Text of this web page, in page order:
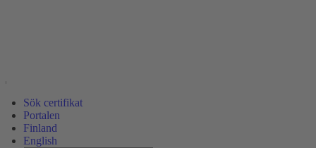
Sök certifikat
Portalen
Finland
English